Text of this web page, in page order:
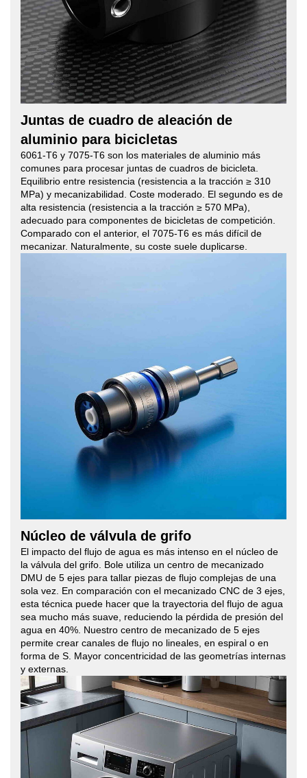
Juntas de cuadro de aleación de
aluminio para bicicletas
6061-T6 y 7075-T6 son los materiales de aluminio más
comunes para procesar juntas de cuadros de bicicleta.
Equilibrio entre resistencia (resistencia a la tracción ≥ 310
MPa) y mecanizabilidad. Coste moderado. El segundo es de
alta resistencia (resistencia a la tracción ≥ 570 MPa),
adecuado para componentes de bicicletas de competición.
Comparado con el anterior, el 7075-T6 es más difícil de
mecanizar. Naturalmente, su coste suele duplicarse.
Núcleo de válvula de grifo
El impacto del flujo de agua es más intenso en el núcleo de
la válvula del grifo. Bole utiliza un centro de mecanizado
DMU de 5 ejes para tallar piezas de flujo complejas de una
sola vez. En comparación con el mecanizado CNC de 3 ejes,
esta técnica puede hacer que la trayectoria del flujo de agua
sea mucho más suave, reduciendo la pérdida de presión del
agua en 40%. Nuestro centro de mecanizado de 5 ejes
permite crear canales de flujo no lineales, en espiral o en
forma de S. Mayor concentricidad de las geometrías internas
y externas.